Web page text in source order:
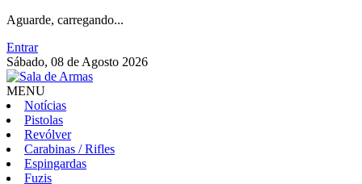
Aguarde, carregando...
Entrar
Sábado, 08 de Agosto 2026
MENU
Notícias
Pistolas
Revólver
Carabinas / Rifles
Espingardas
Fuzis